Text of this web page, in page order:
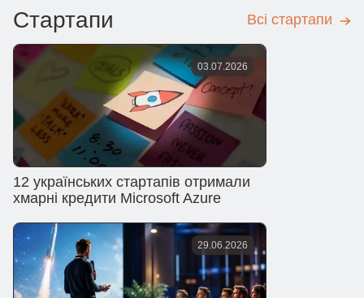
Стартапи Всі стартапи
03.07.2026
12 українських стартапів отримали
хмарні кредити Microsoft Azure
29.06.2026